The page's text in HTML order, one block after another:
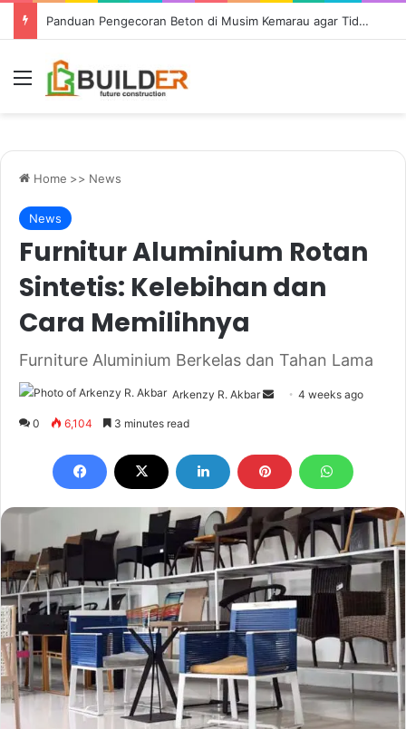
Panduan Pengecoran Beton di Musim Kemarau agar Tidak Retak
Menu
Home >> News
News
Furnitur Aluminium Rotan
Sintetis: Kelebihan dan
Cara Memilihnya
Furniture Aluminium Berkelas dan Tahan Lama
Arkenzy R. Akbar
Send4 weeks ago
0 6,104 3 minutes read